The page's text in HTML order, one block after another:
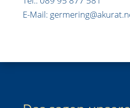
E-Mail: